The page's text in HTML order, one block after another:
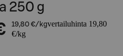
250 g
19,80 €/kgvertailuhinta 19,80
€/kg